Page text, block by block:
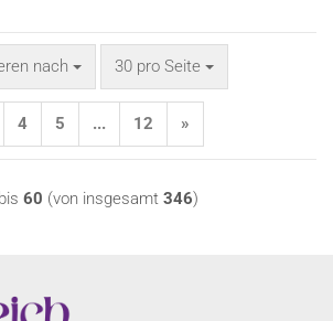
nach
nach 30 pro Seite
pro Seite
4 5 ... 12 »
bis 60 (von insgesamt 346)